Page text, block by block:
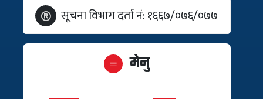
सूचना विभाग दर्ता नं: १६६७/०७६/०७७
मेनु